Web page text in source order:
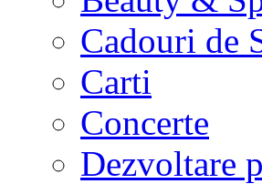
Cadouri de
Carti
Concerte
Dezvoltare